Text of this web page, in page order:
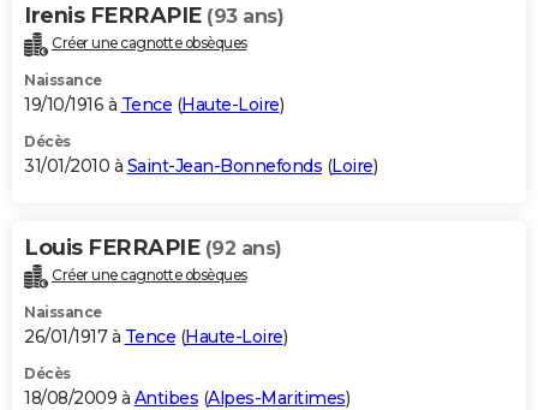
Irenis FERRAPIE (93 ans)
Créer une cagnotte obsèques
Naissance
19/10/1916 à Tence (Haute-Loire)
Décès
31/01/2010 à Saint-Jean-Bonnefonds (Loire)
Louis FERRAPIE (92 ans)
Créer une cagnotte obsèques
Naissance
26/01/1917 à Tence (Haute-Loire)
Décès
18/08/2009 à Antibes (Alpes-Maritimes)